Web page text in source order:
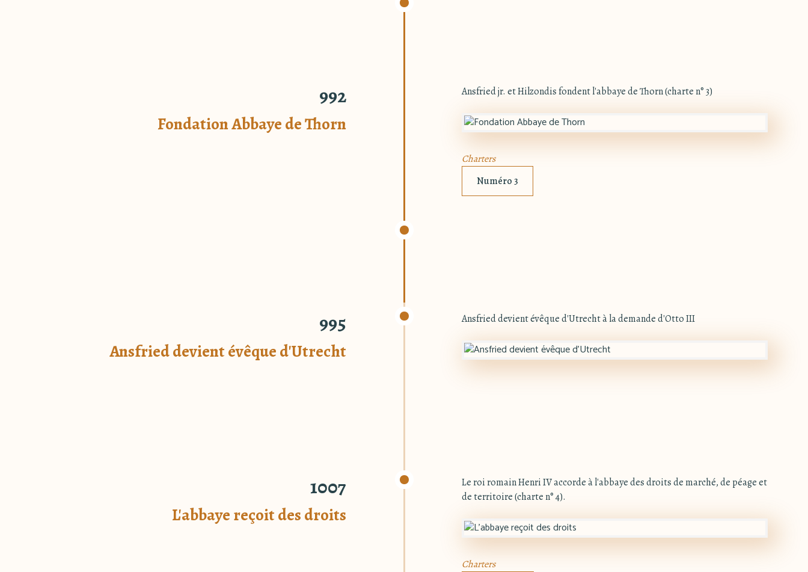
992
Fondation Abbaye de Thorn
Ansfried jr. et Hilzondis fondent l'abbaye de Thorn (charte n° 3)
Charters
Numéro 3
995
Ansfried devient évêque d'Utrecht
Ansfried devient évêque d'Utrecht à la demande d'Otto III
1007
L'abbaye reçoit des droits
Le roi romain Henri IV accorde à l'abbaye des droits de marché, de péage et
de territoire (charte n° 4).
Charters